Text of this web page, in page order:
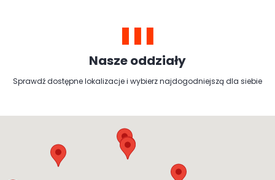
Nasze oddziały
Sprawdź dostępne lokalizacje i wybierz najdogodniejszą dla siebie